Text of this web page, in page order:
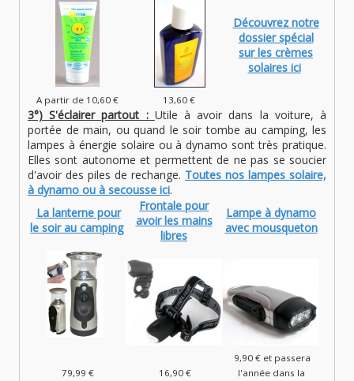
Découvrez notre
dossier spécial
sur les crèmes
solaires ici
A partir de 10,60 € 13,60 €
3°) S'éclairer partout : Utile à avoir dans la voiture, à
portée de main, ou quand le soir tombe au camping, les
lampes à énergie solaire ou à dynamo sont très pratique.
Elles sont autonome et permettent de ne pas se soucier
d'avoir des piles de rechange. Toutes nos lampes solaire,
à dynamo ou à secousse ici.
La lanterne pour
le soir au camping
Frontale pour
avoir les mains
libres
Lampe à dynamo
avec mousqueton
79,99 € 16,90 €
9,90 € et passera
l'année dans la